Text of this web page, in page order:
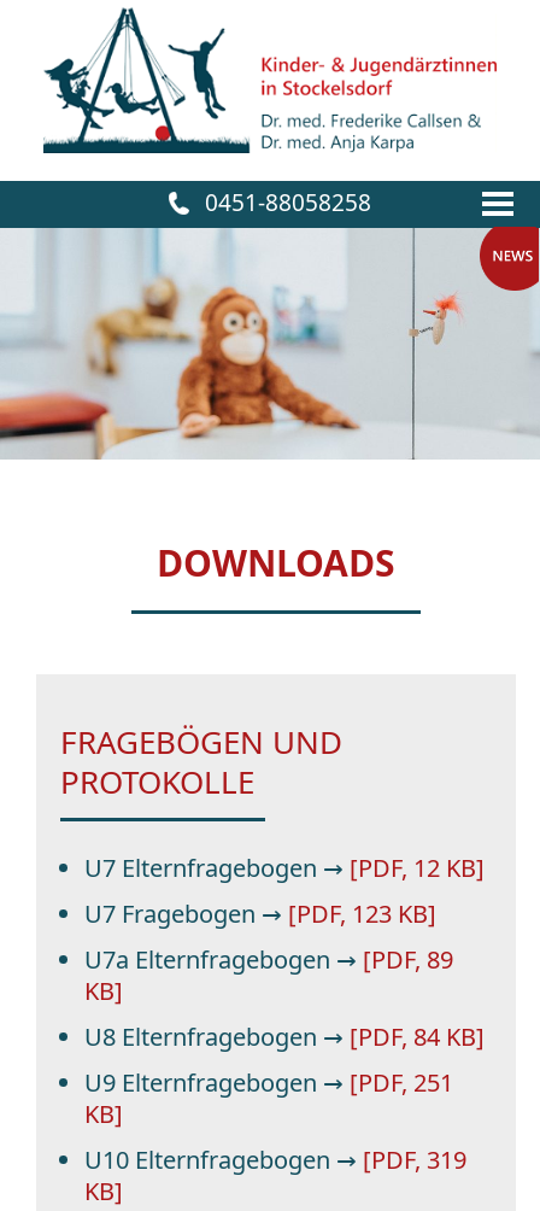
content
Kinderärztinnen Stockelsdorf
0451-88058258
DOWNLOADS
FRAGEBÖGEN UND
PROTOKOLLE
U7 Elternfragebogen → [PDF, 12 KB]
U7 Fragebogen → [PDF, 123 KB]
U7a Elternfragebogen → [PDF, 89
KB]
U8 Elternfragebogen → [PDF, 84 KB]
U9 Elternfragebogen → [PDF, 251
KB]
U10 Elternfragebogen → [PDF, 319
KB]